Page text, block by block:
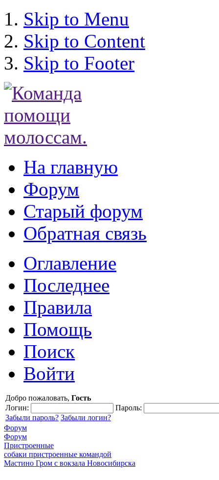
Skip to Menu
Skip to Content
Skip to Footer
На главную
Форум
Старый форум
Обратная связь
Оглавление
Последнее
Правила
Помощь
Поиск
Войти
Добро пожаловать, Гость
Логин:
Пароль:
Забыли пароль? Забыли логин?
Форум
Форум
Пристроенные
собаки пристроенные командой
Мастино Гром с вокзала Новосибирска